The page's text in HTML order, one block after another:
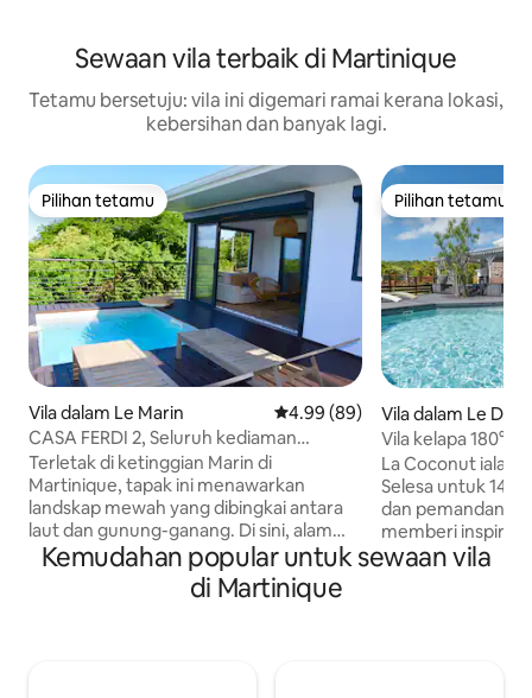
Sewaan vila terbaik di Martinique
Tetamu bersetuju: vila ini digemari ramai kerana lokasi,
kebersihan dan banyak lagi.
Pilihan tetamu
Pilihan tetamu
Vila dalam Le Marin Penarafan purata 4.99
4.99 (89)
CASA FERDI 2, Seluruh kediaman
dengan kolam renang persendirian
Terletak di ketinggian Marin di
Martinique, tapak ini menawarkan
landskap mewah yang dibingkai antara
laut dan gunung-ganang. Di sini, alam
semula jadi yang unik bertujuan untuk
menawarkan anda penginapan
berdasarkan kesejahteraan dan berehat.
Pilihan tetamu
Pilihan tetamu
Vila dalam Le
Vila kelapa 180°
La Coconut ialah
Selesa untuk 14
dan
memberi inspirasi
kelonggaran dan
Kemudahan popular untuk sewaan vila
di Martinique